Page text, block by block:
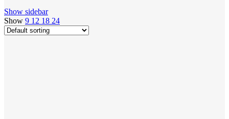
Show sidebar
Show 9 12 18 24